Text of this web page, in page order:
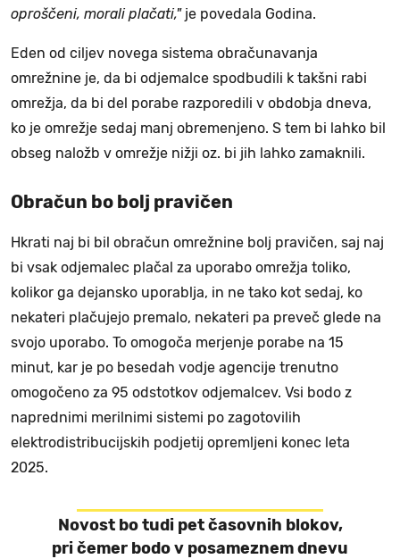
oproščeni, morali plačati,"je povedala Godina.
Eden od ciljev novega sistema obračunavanja
omrežnine je, da bi odjemalce spodbudili k takšni rabi
omrežja, da bi del porabe razporedili v obdobja dneva,
ko je omrežje sedaj manj obremenjeno. S tem bi lahko bil
obseg naložb v omrežje nižji oz. bi jih lahko zamaknili.
Obračun bo bolj pravičen
Hkrati naj bi bil obračun omrežnine bolj pravičen, saj naj
bi vsak odjemalec plačal za uporabo omrežja toliko,
kolikor ga dejansko uporablja, in ne tako kot sedaj, ko
nekateri plačujejo premalo, nekateri pa preveč glede na
svojo uporabo. To omogoča merjenje porabe na 15
minut, kar je po besedah vodje agencije trenutno
omogočeno za 95 odstotkov odjemalcev. Vsi bodo z
naprednimi merilnimi sistemi po zagotovilih
elektrodistribucijskih podjetij opremljeni konec leta
2025.
Novost bo tudi pet časovnih blokov,
pri čemer bodo v posameznem dnevu